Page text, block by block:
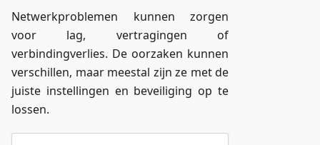
Netwerkproblemen kunnen zorgen
voor lag, vertragingen of
verbindingverlies. De oorzaken kunnen
verschillen, maar meestal zijn ze met de
juiste instellingen en beveiliging op te
lossen.